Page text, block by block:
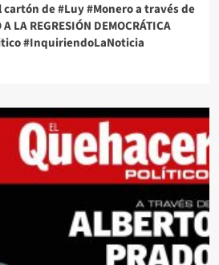
de #Luy #Monero a través de
REGRESIÓN DEMOCRÁTICA
#InquiriendoLaNoticia